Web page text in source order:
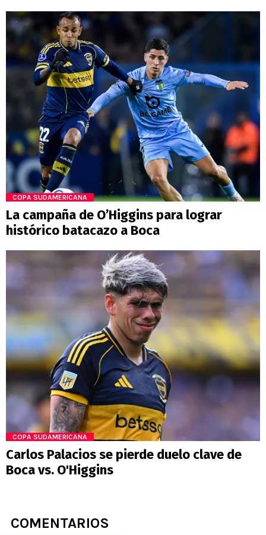
COPA SUDAMERICANA
La campaña de O’Higgins para lograr
histórico batacazo a Boca
COPA SUDAMERICANA
Carlos Palacios se pierde duelo clave de
Boca vs. O'Higgins
COMENTARIOS